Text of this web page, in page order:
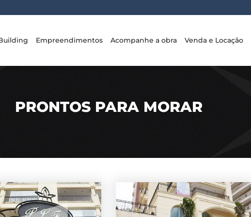
Empreendimentos Acompanhe a obra Venda e Locação
PRONTOS PARA MORAR